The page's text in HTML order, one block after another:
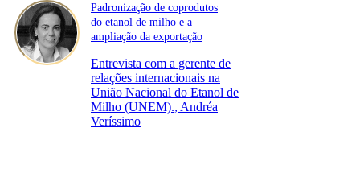
Padronização de coprodutos
do etanol de milho e a
ampliação da exportação
Entrevista com a gerente de
relações internacionais na
União Nacional do Etanol de
Milho (UNEM)., Andréa
Veríssimo